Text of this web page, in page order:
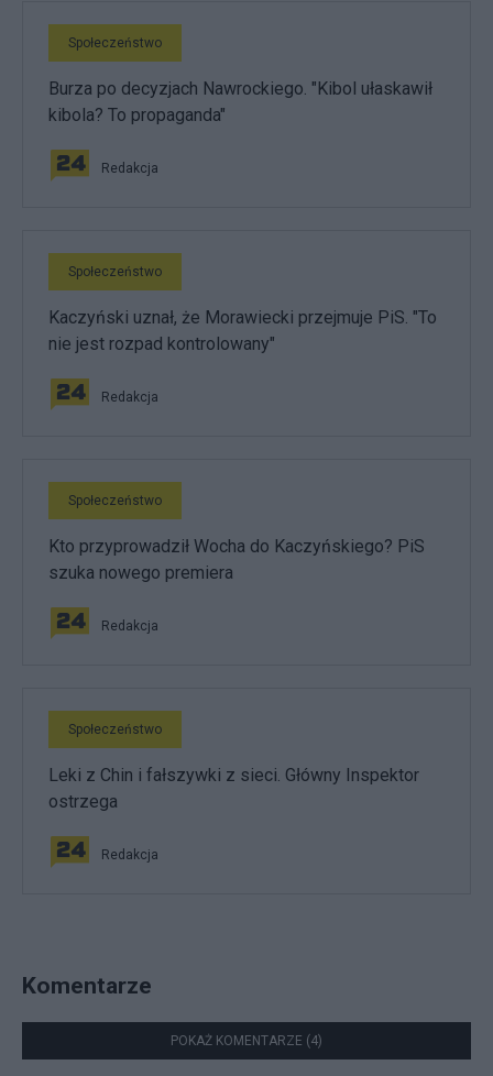
Społeczeństwo
Burza po decyzjach Nawrockiego. "Kibol ułaskawił
kibola? To propaganda"
Redakcja
Społeczeństwo
Kaczyński uznał, że Morawiecki przejmuje PiS. "To
nie jest rozpad kontrolowany"
Redakcja
Społeczeństwo
Kto przyprowadził Wocha do Kaczyńskiego? PiS
szuka nowego premiera
Redakcja
Społeczeństwo
Leki z Chin i fałszywki z sieci. Główny Inspektor
ostrzega
Redakcja
Komentarze
POKAŻ KOMENTARZE (4)